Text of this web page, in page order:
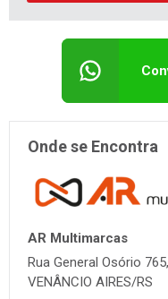
Onde se Encontra
AR Multimarcas
Rua General Osório
VENÂNCIO AIRES/RS